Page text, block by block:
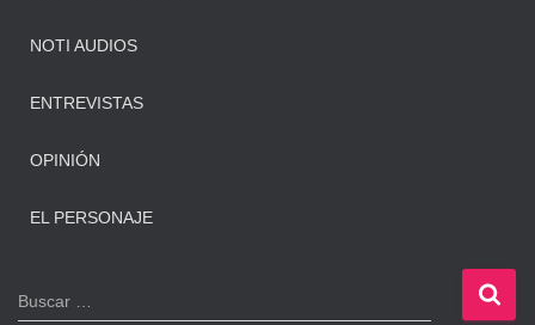
NOTI AUDIOS
ENTREVISTAS
OPINIÓN
EL PERSONAJE
B
u
Buscar …